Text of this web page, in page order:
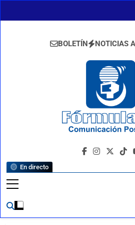
BOLETÍN NOTICIAS
En directo
Comunicación